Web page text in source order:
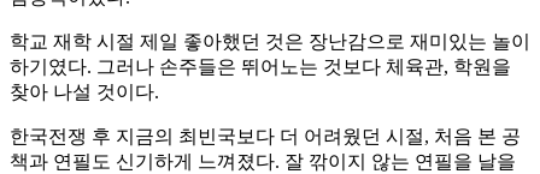
학교 재학 시절 제일 좋아했던 것은 장난감으로 재미있는 놀이
하기였다. 그러나 손주들은 뛰어노는 것보다 체육관, 학원을
찾아 나설 것이다.
한국전쟁 후 지금의 최빈국보다 더 어려웠던 시절, 처음 본 공
책과 연필도 신기하게 느껴졌다. 잘 깎이지 않는 연필을 날을